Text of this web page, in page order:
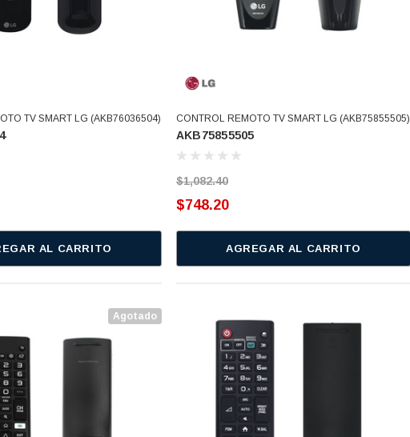
TV SMART LG (AKB76036504)
AL CARRITO
CONTROL REMOTO TV SMART LG (AKB75855505)
AKB75855505
$1,082.40
$748.20
AGREGAR AL CARRITO
Agotado